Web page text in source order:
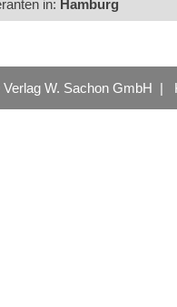
in: Hamburg
W. Sachon GmbH |